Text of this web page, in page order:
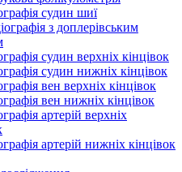
судин шиї
з доплерівським
судин верхніх кінцівок
судин нижніх кінцівок
вен верхніх кінцівок
вен нижніх кінцівок
артерій верхніх
артерій нижніх кінцівок